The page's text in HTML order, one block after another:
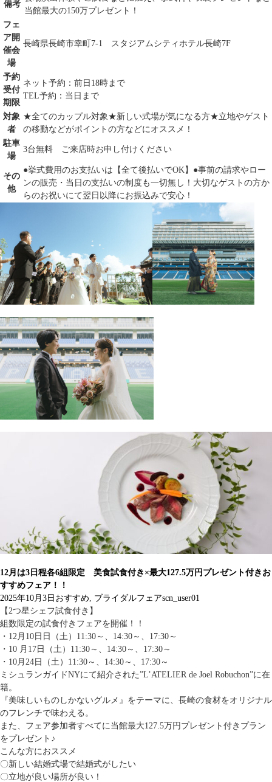
備考
当館最大の150万プレゼント！
フェ
ア開
催会
場
長崎県長崎市幸町7-1 スタジアムシティホテル長崎7F
予約
受付
期限
ネット予約：前日18時まで
TEL予約：当日まで
対象
者
★全てのカップル対象★新しい式場が気になる方★立地やゲスト
の移動などがポイントの方などにオススメ！
駐車
場
3台無料 ご来店時お申し付けください
その
他
●挙式費用のお支払いは【全て後払いでOK】●事前の請求やロー
ンの販売・当日の支払いの制度も一切無し！大切なゲストの方か
らのお祝いにて翌日以降にお振込みで安心！
12月は3日程各6組限定 美食試食付き×最大127.5万円プレゼント付きお
すすめフェア！！
2025年10月3日 おすすめ ブライダルフェアscn_user01
【2つ星シェフ試食付き】
組数限定の試食付きフェアを開催！！
・12月10日日（土）11:30～、14:30～、17:30～
・10 月17日（土）11:30～、14:30～、17:30～
・10月24日（土）11:30～、14:30～、17:30～
ミシュランガイドNYにて紹介された”L’ATELIER de Joel Robuchon”に在
籍。
『美味しいものしかないグルメ』をテーマに、長崎の食材をオリジナル
のフレンチで味わえる。
また、フェア参加者すべてに当館最大127.5万円プレゼント付きプラン
をプレゼント♪
こんな方におススメ
〇新しい結婚式場で結婚式がしたい
〇立地が良い場所が良い！